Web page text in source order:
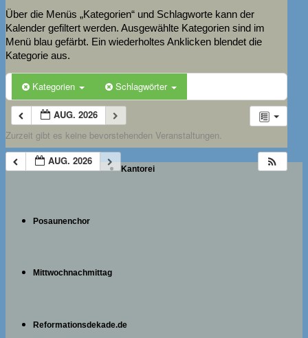
Über die Menüs „Kategorien“ und Schlagworte kann der
Kalender gefiltert werden. Ausgewählte Kategorien sind im
Menü blau gefärbt. Ein wiederholtes Anklicken blendet die
Kategorie aus.
Kategorien Schlagwörter
AUG. 2026
Zurzeit gibt es keine bevorstehenden Veranstaltungen.
AUG. 2026
Kantorei
Posaunenchor
Mittwochnachmittag
Reformationsdekade.de